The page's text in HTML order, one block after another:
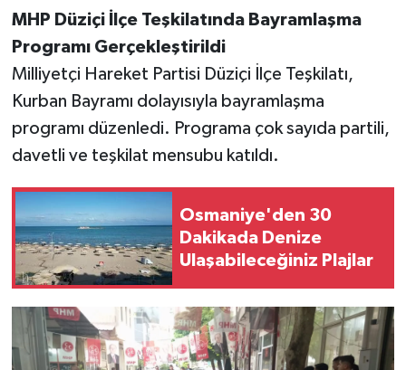
MHP Düziçi İlçe Teşkilatında Bayramlaşma
Programı Gerçekleştirildi
Milliyetçi Hareket Partisi Düziçi İlçe Teşkilatı,
Kurban Bayramı dolayısıyla bayramlaşma
programı düzenledi. Programa çok sayıda partili,
davetli ve teşkilat mensubu katıldı.
Osmaniye'den 30
Dakikada Denize
Ulaşabileceğiniz Plajlar